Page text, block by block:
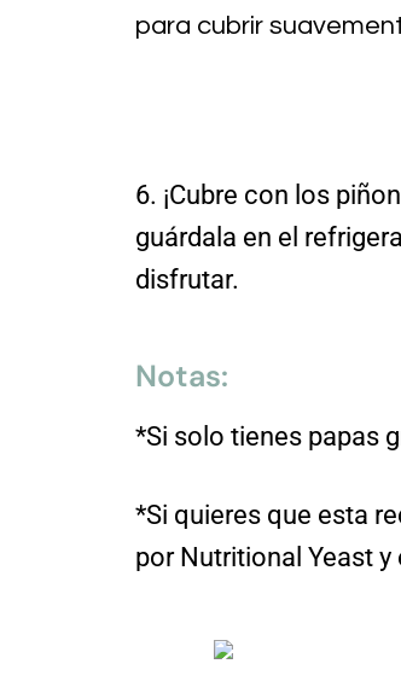
para cubrir
6. ¡Cubre con los
guárdala en el
disfrutar.
Notas:
*Si solo tienes papas
*Si quieres que esta
por Nutritional Yeast